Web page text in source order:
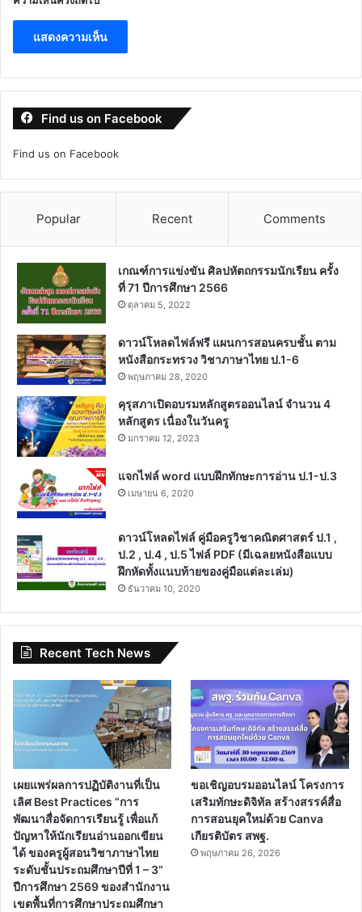
Find us on Facebook
Find us on Facebook
Popular Recent Comments
เกณฑ์การแข่งขัน ศิลปหัตถกรรมนักเรียน ครั้ง
ที่ 71 ปีการศึกษา 2566
ตุลาคม 5, 2022
ดาวน์โหลดไฟล์ฟรี แผนการสอนครบชั้น ตาม
หนังสือกระทรวง วิชาภาษาไทย ป.1-6
พฤษภาคม 28, 2020
คุรุสภาเปิดอบรมหลักสูตรออนไลน์ จำนวน 4
หลักสูตร เนื่องในวันครู
มกราคม 12, 2023
แจกไฟล์ word แบบฝึกทักษะการอ่าน ป.1-ป.3
เมษายน 6, 2020
ดาวน์โหลดไฟล์ คู่มือครูวิชาคณิตศาสตร์ ป.1 ,
ป.2 , ป.4 , ป.5 ไฟล์ PDF (มีเฉลยหนังสือแบบ
ฝึกหัดทั้งแนบท้ายของคู่มือแต่ละเล่ม)
ธันวาคม 10, 2020
Recent Tech News
เผยแพร่ผลการปฏิบัติงานที่เป็น
เลิศ Best Practices “การ
พัฒนาสื่อจัดการเรียนรู้ เพื่อแก้
ปัญหาให้นักเรียนอ่านออกเขียน
ได้ ของครูผู้สอนวิชาภาษาไทย
ระดับชั้นประถมศึกษาปีที่ 1 – 3”
ปีการศึกษา 2569 ของสำนักงาน
เขตพื้นที่การศึกษาประถมศึกษา
ขอเชิญอบรมออนไลน์ โครงการ
เสริมทักษะดิจิทัล สร้างสรรค์สื่อ
การสอนยุคใหม่ด้วย Canva
เกียรติบัตร สพฐ.
พฤษภาคม 26, 2026